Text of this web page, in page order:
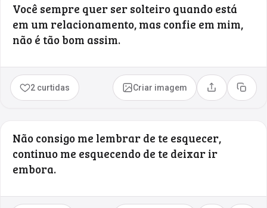
Você sempre quer ser solteiro quando está
em um relacionamento, mas confie em mim,
não é tão bom assim.
2 curtidas Criar imagem Compartilhar
Copiar
Não consigo me lembrar de te esquecer,
continuo me esquecendo de te deixar ir
embora.